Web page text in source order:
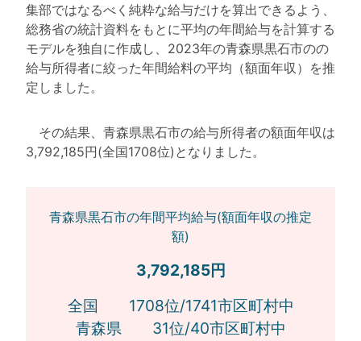
集部ではなるべく純粋な給与だけを算出できるよう、
総務省の統計資料をもとに平均の年間給与を計算する
モデルを独自に作成し、2023年の青森県黒石市のの
給与所得者に絞った年間給料の平均（額面年収）を推
定しました。
その結果、青森県黒石市の給与所得者の額面年収は
3,792,185円(全国1708位)となりました。
青森県黒石市の年間平均給与(額面年収の推定
額)
3,792,185円
全国 1708位/1741市区町村中
青森県 31位/40市区町村中